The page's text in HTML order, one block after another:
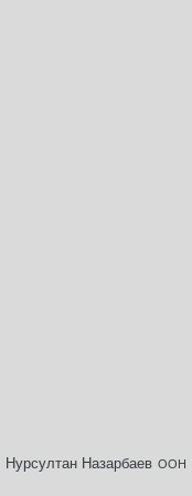
Нурсултан Назарбаев ООН